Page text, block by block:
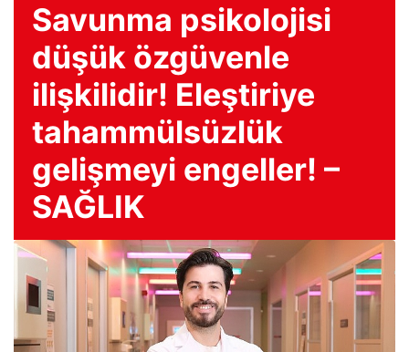
Savunma psikolojisi
düşük özgüvenle
ilişkilidir! Eleştiriye
tahammülsüzlük
gelişmeyi engeller! –
SAĞLIK